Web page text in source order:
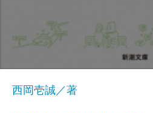
西岡壱誠／著